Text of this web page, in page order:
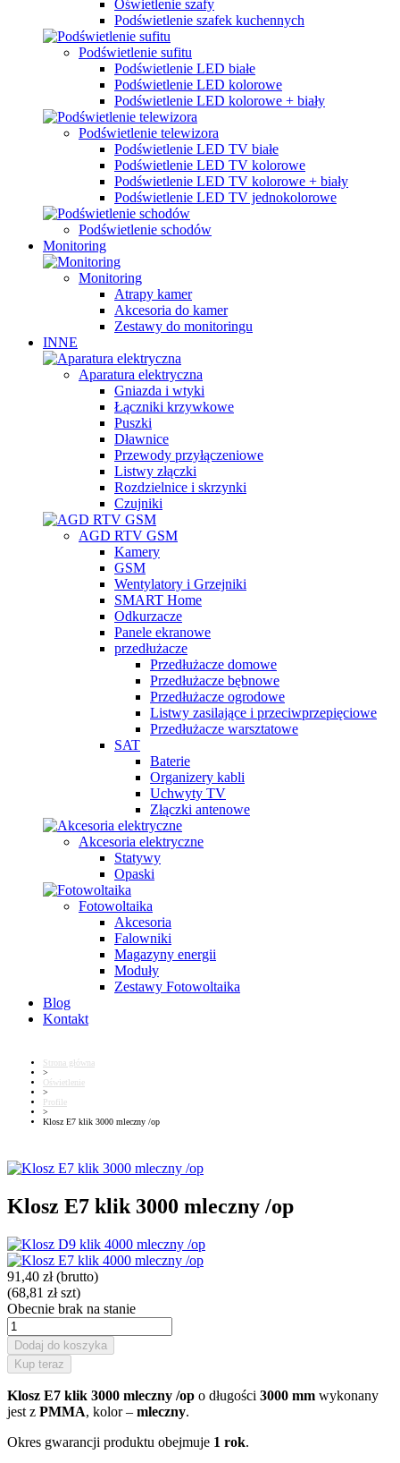
Oświetlenie szafy
Podświetlenie szafek kuchennych
Podświetlenie sufitu
Podświetlenie LED białe
Podświetlenie LED kolorowe
Podświetlenie LED kolorowe + biały
Podświetlenie telewizora
Podświetlenie LED TV białe
Podświetlenie LED TV kolorowe
Podświetlenie LED TV kolorowe + biały
Podświetlenie LED TV jednokolorowe
Podświetlenie schodów
Monitoring
Monitoring
Atrapy kamer
Akcesoria do kamer
Zestawy do monitoringu
INNE
Aparatura elektryczna
Gniazda i wtyki
Łączniki krzywkowe
Puszki
Dławnice
Przewody przyłączeniowe
Listwy złączki
Rozdzielnice i skrzynki
Czujniki
AGD RTV GSM
Kamery
GSM
Wentylatory i Grzejniki
SMART Home
Odkurzacze
Panele ekranowe
przedłużacze
Przedłużacze domowe
Przedłużacze bębnowe
Przedłużacze ogrodowe
Listwy zasilające i przeciwprzepięciowe
Przedłużacze warsztatowe
SAT
Baterie
Organizery kabli
Uchwyty TV
Złączki antenowe
Akcesoria elektryczne
Statywy
Opaski
Fotowoltaika
Akcesoria
Falowniki
Magazyny energii
Moduły
Zestawy Fotowoltaika
Blog
Kontakt
Strona główna
>
Oświetlenie
>
Profile
>
Klosz E7 klik 3000 mleczny /op
Klosz E7 klik 3000 mleczny /op
91,40 zł (brutto)
(68,81 zł szt)
Obecnie brak na stanie
Dodaj do koszyka
Kup teraz
Klosz E7 klik 3000 mleczny /op o długości 3000 mm wykonany
jest z PMMA, kolor – mleczny.
Okres gwarancji produktu obejmuje 1 rok.